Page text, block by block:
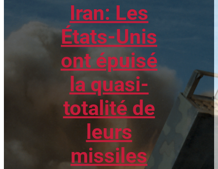
Iran: Les
États-Unis
ont épuisé
la quasi-
totalité de
leurs
missiles